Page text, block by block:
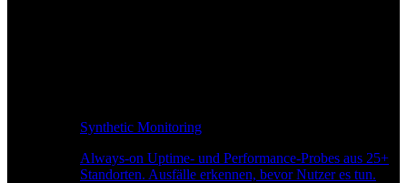
Synthetic Monitoring
Always-on Uptime- und Performance-Probes aus 25+
Standorten. Ausfälle erkennen, bevor Nutzer es tun.